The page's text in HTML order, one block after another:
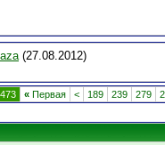
(27.08.2012)
« Первая < 189 239 279